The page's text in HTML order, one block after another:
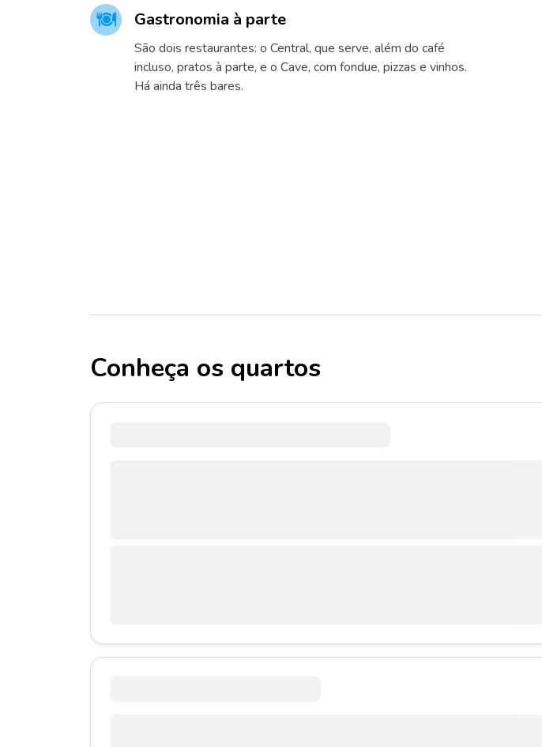
Gastronomia à parte
São dois restaurantes: o Central, que serve, além do café
incluso, pratos à parte, e o Cave, com fondue, pizzas e vinhos.
Há ainda três bares.
Conheça os quartos